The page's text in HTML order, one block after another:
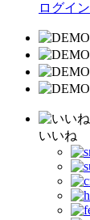
ログイン
いいね